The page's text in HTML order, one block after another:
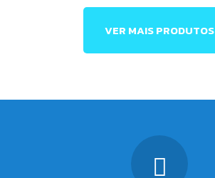
VER MAIS PRODUTOS